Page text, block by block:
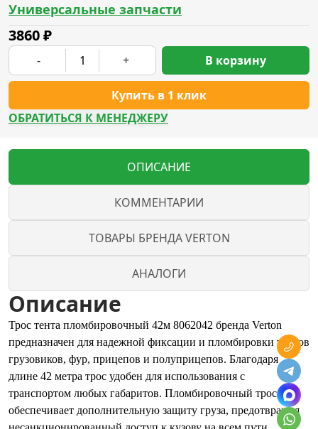
Универсальные запчасти
3860₽
- +
Купить в 1 клик
В корзину
ОБРАТИТЬСЯ К МЕНЕДЖЕРУ
ОПИСАНИЕ
КОММЕНТАРИИ
ТОВАРЫ БРЕНДА VERTON
АНАЛОГИ
Описание
Трос тента пломбировочный 42м 8062042 бренда Verton
предназначен для надежной фиксации и пломбировки тентов
грузовиков, фур, прицепов и полуприцепов. Благодаря
длине 42 метра трос удобен для использования с
транспортом любых габаритов. Пломбировочный трос
обеспечивает дополнительную защиту груза, предотвращая